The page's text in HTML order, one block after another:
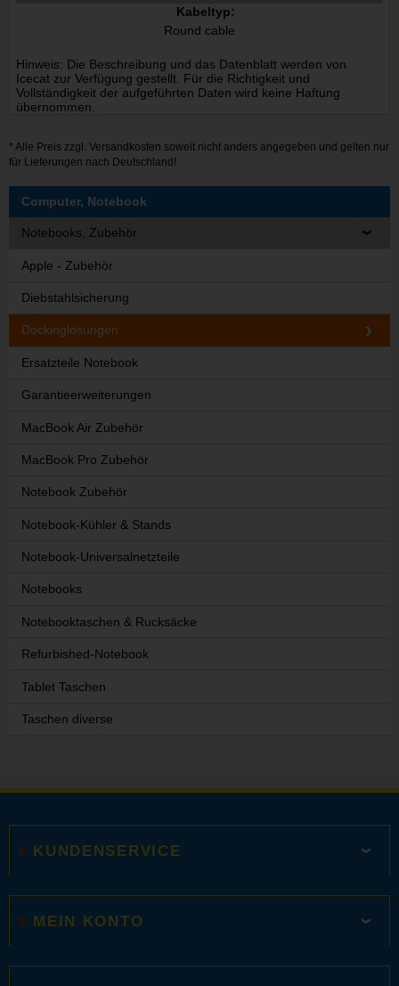
Kabeltyp:
Round cable
Hinweis: Die Beschreibung und das Datenblatt werden von
Icecat zur Verfügung gestellt. Für die Richtigkeit und
Vollständigkeit der aufgeführten Daten wird keine Haftung
übernommen.
* Alle Preis zzgl. Versandkosten soweit nicht anders angegeben und gelten nur
für Lieferungen nach Deutschland!
Computer, Notebook
Notebooks, Zubehör
Apple - Zubehör
Diebstahlsicherung
Dockinglösungen
Ersatzteile Notebook
Garantieerweiterungen
MacBook Air Zubehör
MacBook Pro Zubehör
Notebook Zubehör
Notebook-Kühler & Stands
Notebook-Universalnetzteile
Notebooks
Notebooktaschen & Rucksäcke
Refurbished-Notebook
Tablet Taschen
Taschen diverse
KUNDENSERVICE
MEIN KONTO